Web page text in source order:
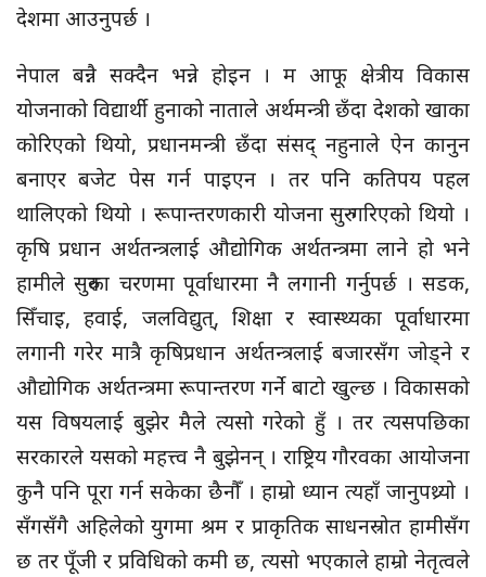
देशमा आउनुपर्छ ।
नेपाल बन्नै सक्दैन भन्ने होइन । म आफू क्षेत्रीय विकास
योजनाको विद्यार्थी हुनाको नाताले अर्थमन्त्री छँदा देशको खाका
कोरिएको थियो, प्रधानमन्त्री छँदा संसद् नहुनाले ऐन कानुन
बनाएर बजेट पेस गर्न पाइएन । तर पनि कतिपय पहल
थालिएको थियो । रूपान्तरणकारी योजना सुरु गरिएको थियो ।
कृषि प्रधान अर्थतन्त्रलाई औद्योगिक अर्थतन्त्रमा लाने हो भने
हामीले सुरुका चरणमा पूर्वाधारमा नै लगानी गर्नुपर्छ । सडक,
सिँचाइ, हवाई, जलविद्युत्, शिक्षा र स्वास्थ्यका पूर्वाधारमा
लगानी गरेर मात्रै कृषिप्रधान अर्थतन्त्रलाई बजारसँग जोड्ने र
औद्योगिक अर्थतन्त्रमा रूपान्तरण गर्ने बाटो खुल्छ । विकासको
यस विषयलाई बुझेर मैले त्यसो गरेको हुँ । तर त्यसपछिका
सरकारले यसको महत्त्व नै बुझेनन् । राष्ट्रिय गौरवका आयोजना
कुनै पनि पूरा गर्न सकेका छैनौँ । हाम्रो ध्यान त्यहाँ जानुपथ्र्यो ।
सँगसँगै अहिलेको युगमा श्रम र प्राकृतिक साधनस्रोत हामीसँग
छ तर पूँजी र प्रविधिको कमी छ, त्यसो भएकाले हाम्रो नेतृत्वले